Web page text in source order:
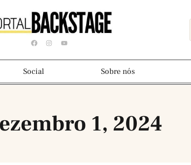
Social Sobre nós
1, 2024